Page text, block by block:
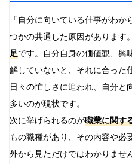
「自分に向いている仕事がわ
つかの共通した原因があります
足です。自分自身の価値観、興
解していないと、それに合った
日々の忙しさに追われ、自分と
多いのが現状です。
次に挙げられるのが職業に関す
もの職種があり、その内容や必
外から見ただけではわかりませ